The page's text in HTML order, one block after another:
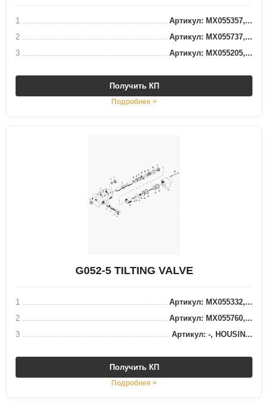
1
Артикул: MX055357,...
2
Артикул: MX055737,...
3
Артикул: MX055205,...
Получить КП
Подробнее >
G052-5 TILTING VALVE
1
Артикул: MX055332,...
2
Артикул: MX055760,...
3
Артикул: -, HOUSIN...
Получить КП
Подробнее >